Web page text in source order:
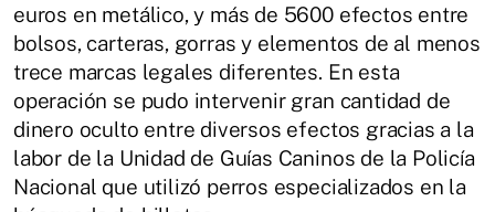
euros en metálico, y más de 5600 efectos entre
bolsos, carteras, gorras y elementos de al menos
trece marcas legales diferentes. En esta
operación se pudo intervenir gran cantidad de
dinero oculto entre diversos efectos gracias a la
labor de la Unidad de Guías Caninos de la Policía
Nacional que utilizó perros especializados en la